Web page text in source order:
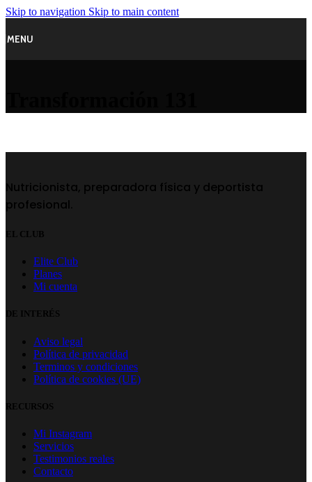
Skip to navigation Skip to main content
MENU
Nutricionista, preparadora física y deportista
profesional.
EL CLUB
Elite Club
Planes
Mi cuenta
DE INTERÉS
Aviso legal
Política de privacidad
Terminos y condiciones
Política de cookies (UE)
RECURSOS
Mi Instagram
Servicios
Testimonios reales
Contacto